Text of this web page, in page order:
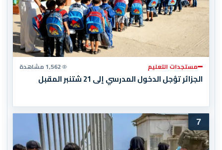
مستجدات التعليم 1,562 مشاهدة
الجزائر تؤجل الدخول المدرسي إلى 21 شتنبر المقبل
7